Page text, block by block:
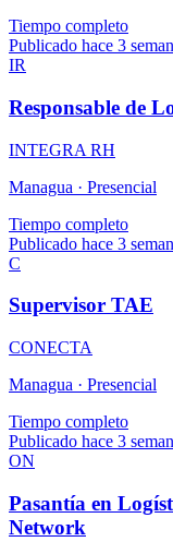
Tiempo completo
Publicado hace 3
IR
Responsable de
INTEGRA RH
Managua · Presencial
Tiempo completo
Publicado hace 3
C
Supervisor TAE
CONECTA
Managua · Presencial
Tiempo completo
Publicado hace 3
ON
Pasantía en
Network